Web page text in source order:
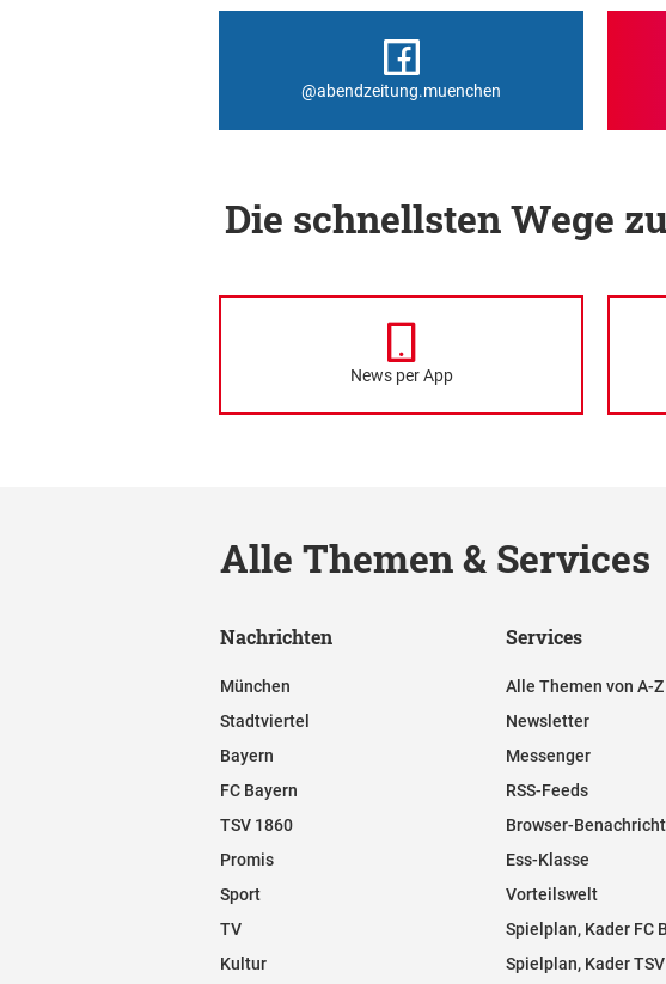
@abendzeitung.muenchen
Die schnellsten Wege
News per App
Alle Themen & Services
Nachrichten
München
Stadtviertel
Bayern
FC Bayern
TSV 1860
Promis
Sport
TV
Kultur
Services
Alle Themen von A-Z
Newsletter
Messenger
RSS-Feeds
Browser-
Ess-Klasse
Vorteilswelt
Spielplan, Kader FC
Spielplan, Kader